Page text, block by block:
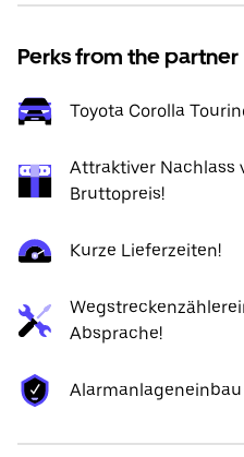
Perks from the partner
Toyota Corolla
Attraktiver Nachlass
Bruttopreis!
Kurze Lieferzeiten!
Absprache!